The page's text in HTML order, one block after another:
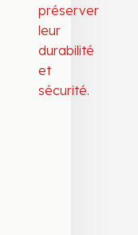
préserver
leur
durabilité
et
sécurité.